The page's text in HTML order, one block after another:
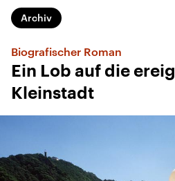
Archiv
Biografischer Roman
Ein Lob auf die
Kleinstadt